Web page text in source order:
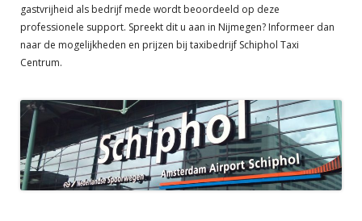
gastvrijheid als bedrijf mede wordt beoordeeld op deze
professionele support. Spreekt dit u aan in Nijmegen? Informeer dan
naar de mogelijkheden en prijzen bij taxibedrijf Schiphol Taxi
Centrum.